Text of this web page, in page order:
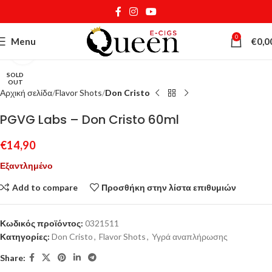
Menu 0 €
SOLD
OUT
Κάντε κλικ για μεγέθυνση
Αρχική σελίδα Flavor Shots Don Cristo
PGVG Labs – Don Cristo 60ml
€14,90
Εξαντλημένο
Add to compare Προσθήκη στην λίστα επιθυμιών
Κωδικός προϊόντος: 0321511
Κατηγορίες: Don Cristo, Flavor Shots, Υγρά αναπλήρωσης
Share: